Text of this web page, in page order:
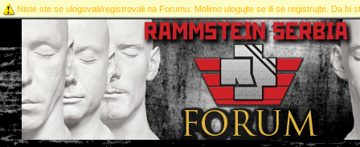
Niste ste se ulogovali/registrovali na Forumu. Molimo ulogujte se ili se registrujte. Da bi